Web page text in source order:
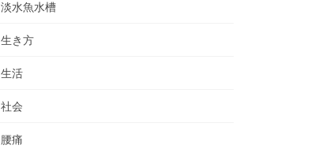
淡水魚水槽
生き方
生活
社会
腰痛